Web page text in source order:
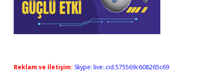
Reklam ve İletişim: Skype: live:.cid.575569c608265c69